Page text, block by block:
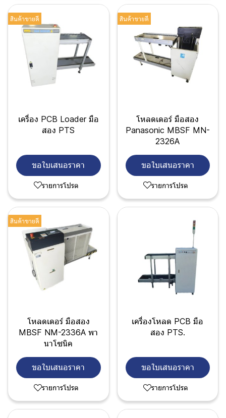
สินค้าขายดี
เครื่อง PCB Loader มือ
สอง PTS
ขอใบเสนอราคา
รายการโปรด
สินค้าขายดี
โหลดเดอร์ มือสอง
Panasonic MBSF MN-
2326A
ขอใบเสนอราคา
รายการโปรด
สินค้าขายดี
โหลดเดอร์ มือสอง
MBSF NM-2336A พา
นาโซนิค
ขอใบเสนอราคา
รายการโปรด
เครื่องโหลด PCB มือ
สอง PTS.
ขอใบเสนอราคา
รายการโปรด